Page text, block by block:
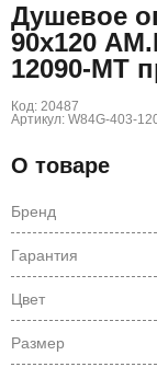
Душевое
90х120
12090-MT
Код: 20487
Артикул: W84G-403-
О товаре
Бренд
Гарантия
Цвет
Размер